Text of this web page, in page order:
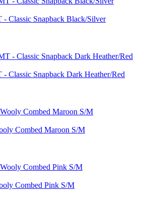
Classic Snapback Black/Silver
Classic Snapback Dark Heather/Red
Combed Maroon S/M
Combed Pink S/M